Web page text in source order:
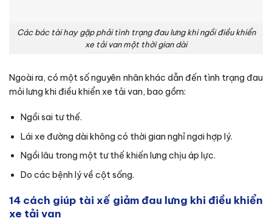
Các bác tài hay gặp phải tình trạng đau lưng khi ngồi điều khiển
xe tải van một thời gian dài
Ngoài ra, có một số nguyên nhân khác dẫn đến tình trạng đau
mỏi lưng khi điều khiển xe tải van, bao gồm:
Ngồi sai tư thế.
Lái xe đường dài không có thời gian nghỉ ngơi hợp lý.
Ngồi lâu trong một tư thế khiến lưng chịu áp lực.
Do các bệnh lý về cột sống.
14 cách giúp tài xế giảm đau lưng khi điều khiển
xe tải van